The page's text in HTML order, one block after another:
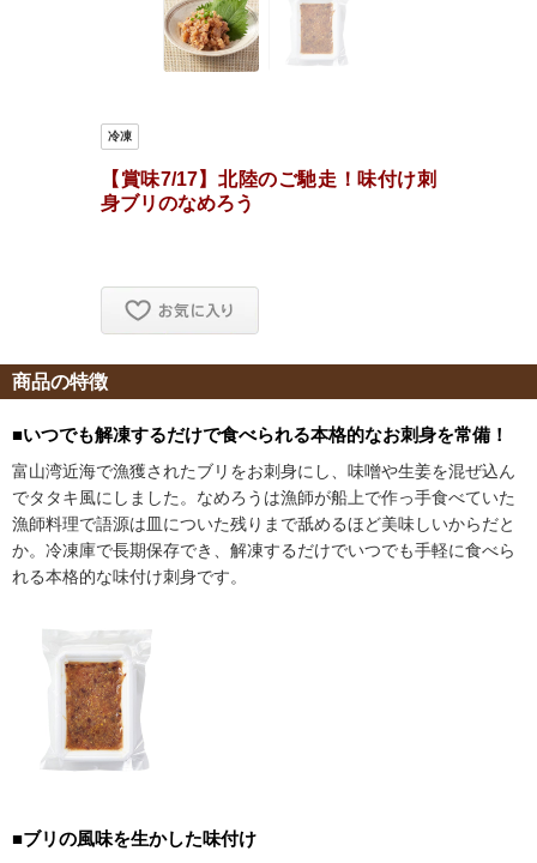
商品の特徴
■いつでも解凍するだけで食べられる本格的なお刺身を常備！
富山湾近海で漁獲されたブリをお刺身にし、味噌や生姜を混ぜ込ん
でタタキ風にしました。なめろうは漁師が船上で作っ手食べていた
漁師料理で語源は皿についた残りまで舐めるほど美味しいからだと
か。冷凍庫で長期保存でき、解凍するだけでいつでも手軽に食べら
れる本格的な味付け刺身です。
■ブリの風味を生かした味付け